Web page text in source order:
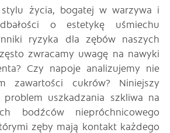
życia, bogatej w warzywa i
o estetykę uśmiechu
ryzyka dla zębów naszych
zwracamy uwagę na nawyki
Czy napoje analizujemy nie
zawartości cukrów? Niniejszy
uszkadzania szkliwa na
bodźców niepróchnicowego
zęby mają kontakt każdego